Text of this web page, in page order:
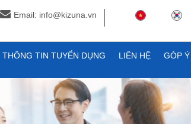
Email: info@kizuna.vn
THÔNG TIN TUYỂN DỤNG LIÊN HỆ GÓP Ý